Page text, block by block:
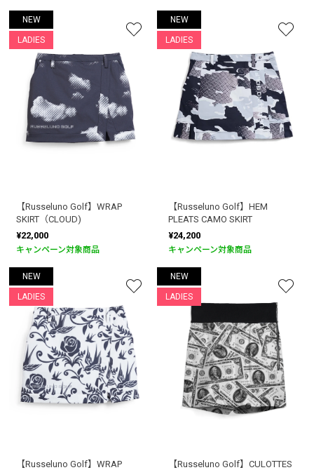
NEW
LADIES
【Russeluno Golf】WRAP
SKIRT（CLOUD)
¥22,000
キャンペーン対象商品
NEW
LADIES
【Russeluno Golf】HEM
PLEATS CAMO SKIRT
¥24,200
キャンペーン対象商品
NEW
LADIES
【Russeluno Golf】WRAP
NEW
LADIES
【Russeluno Golf】CULOTTES